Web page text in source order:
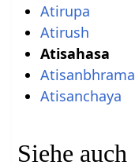
Atirupa
Atirush
Atisahasa
Atisanbhrama
Atisanchaya
Siehe auch